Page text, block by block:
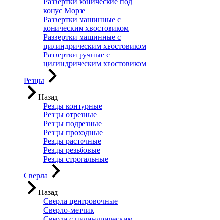
Развертки конические под
конус Морзе
Развертки машинные с
коническим хвостовиком
Развертки машинные с
цилиндрическим хвостовиком
Развертки ручные с
цилиндрическим хвостовиком
Резцы
Назад
Резцы контурные
Резцы отрезные
Резцы подрезные
Резцы проходные
Резцы расточные
Резцы резьбовые
Резцы строгальные
Сверла
Назад
Сверла центровочные
Сверло-метчик